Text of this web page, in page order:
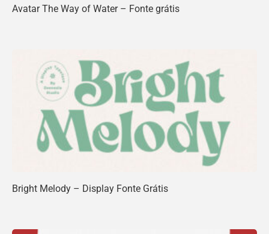
Avatar The Way of Water – Fonte grátis
Bright Melody – Display Fonte Grátis